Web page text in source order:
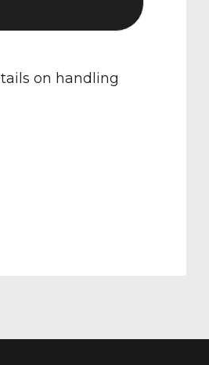
on handling